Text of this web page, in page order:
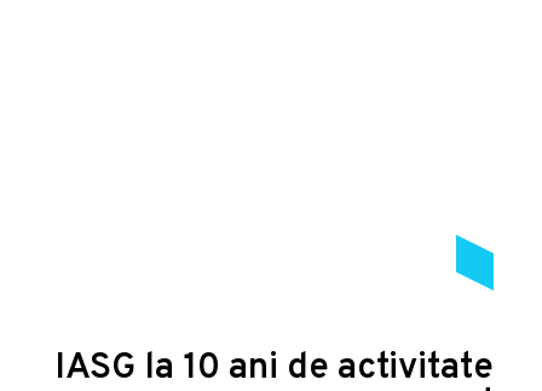
IASG la 10 ani de activitate